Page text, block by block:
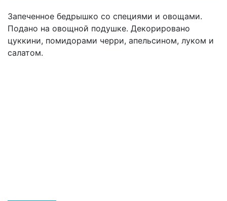
Запеченное бедрышко со специями и овощами.
Подано на овощной подушке. Декорировано
цуккини, помидорами черри, апельсином, луком и
салатом.